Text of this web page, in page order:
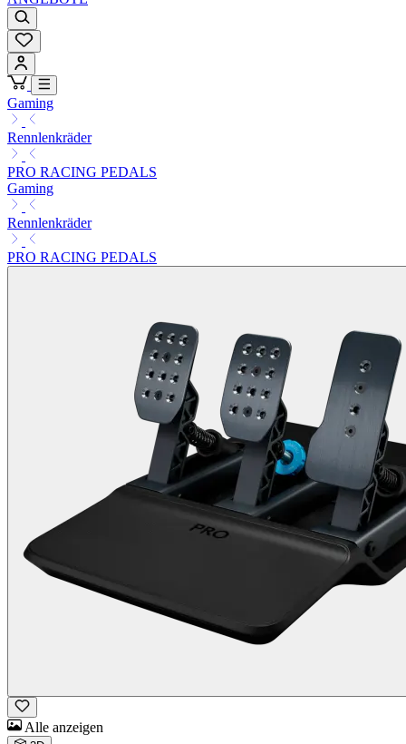
Gaming
Rennlenkräder
PRO RACING PEDALS
Gaming
Rennlenkräder
PRO RACING PEDALS
Alle anzeigen